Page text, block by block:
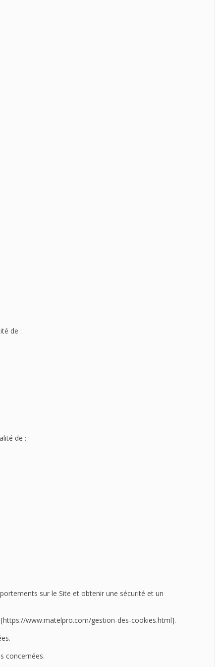
de :
de :
sur le Site et obtenir une sécurité et un
[https://www.matelpro.com/gestion-des-cookies.html].
concernées.